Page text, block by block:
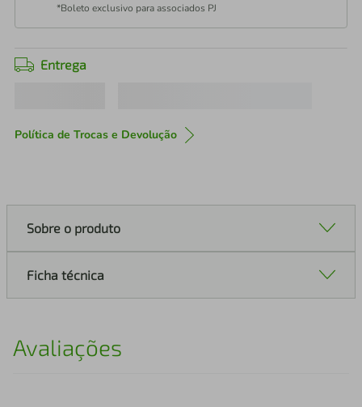
*Boleto exclusivo para associados PJ
Entrega
Política de Trocas e Devolução
Sobre o produto
Ficha técnica
Avaliações